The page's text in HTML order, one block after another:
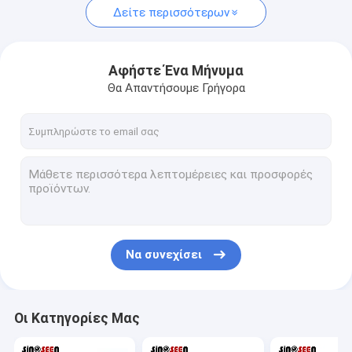
Δείτε περισσότερων
Αφήστε Ένα Μήνυμα
Θα Απαντήσουμε Γρήγορα
Να συνεχίσει
Οι Κατηγορίες Μας